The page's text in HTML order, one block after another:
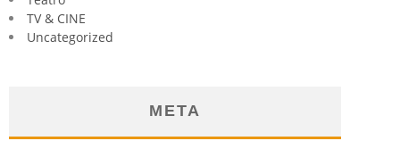
TV & CINE
Uncategorized
META